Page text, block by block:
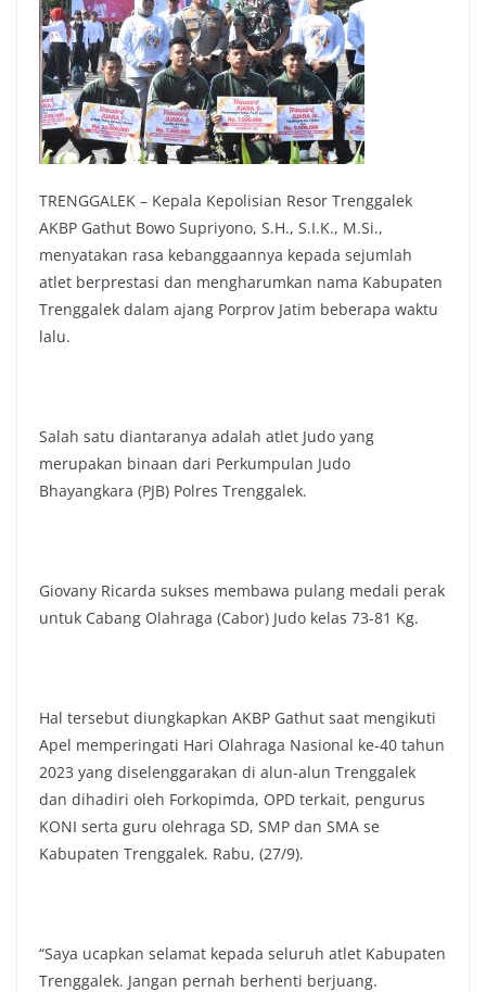
TRENGGALEK – Kepala Kepolisian Resor Trenggalek
AKBP Gathut Bowo Supriyono, S.H., S.I.K., M.Si.,
menyatakan rasa kebanggaannya kepada sejumlah
atlet berprestasi dan mengharumkan nama Kabupaten
Trenggalek dalam ajang Porprov Jatim beberapa waktu
lalu.
Salah satu diantaranya adalah atlet Judo yang
merupakan binaan dari Perkumpulan Judo
Bhayangkara (PJB) Polres Trenggalek.
Giovany Ricarda sukses membawa pulang medali perak
untuk Cabang Olahraga (Cabor) Judo kelas 73-81 Kg.
Hal tersebut diungkapkan AKBP Gathut saat mengikuti
Apel memperingati Hari Olahraga Nasional ke-40 tahun
2023 yang diselenggarakan di alun-alun Trenggalek
dan dihadiri oleh Forkopimda, OPD terkait, pengurus
KONI serta guru olehraga SD, SMP dan SMA se
Kabupaten Trenggalek. Rabu, (27/9).
“Saya ucapkan selamat kepada seluruh atlet Kabupaten
Trenggalek. Jangan pernah berhenti berjuang.